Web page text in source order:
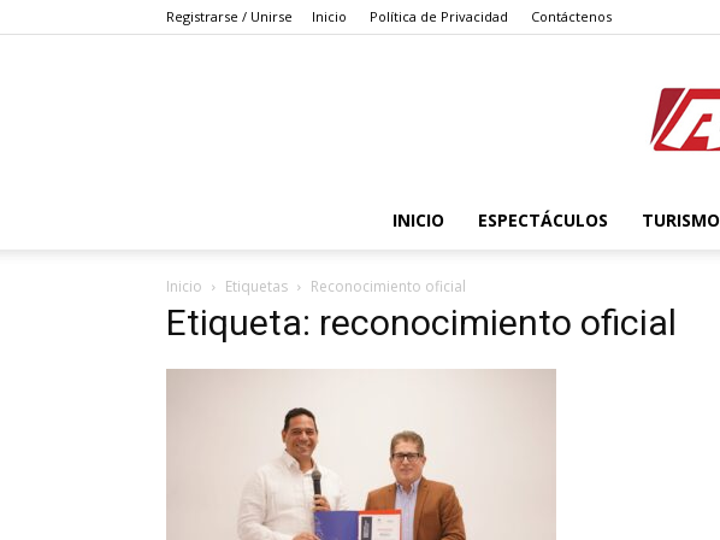
Registrarse / Unirse Inicio Política de Privacidad Contáctenos
INICIO ESPECTÁCULOS TURISMO
Inicio Etiquetas Reconocimiento oficial
Etiqueta: reconocimiento oficial